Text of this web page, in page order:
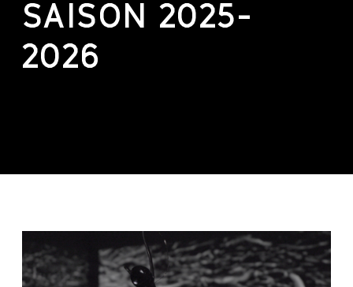
SAISON 2025-
2026